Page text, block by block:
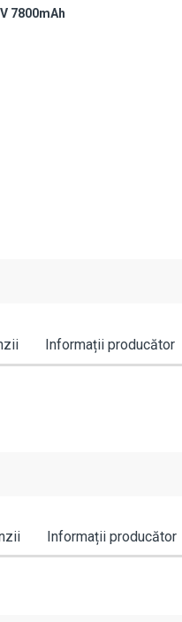
7800mAh
Informații producător
Informații producător